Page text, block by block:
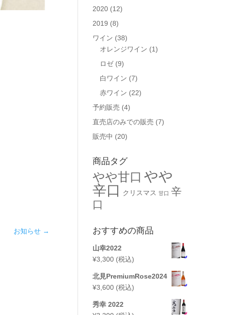
お知らせ →
2020 (12)
2019 (8)
ワイン (38)
オレンジワイン (1)
ロゼ (9)
白ワイン (7)
赤ワイン (22)
予約販売 (4)
直売店のみでの販売 (7)
販売中 (20)
商品タグ
やや甘口 やや
辛口
クリスマス 甘口 辛
口
おすすめの商品
山幸2022
¥3,300 (税込)
北見PremiumRose2024
¥3,600 (税込)
秀幸 2022